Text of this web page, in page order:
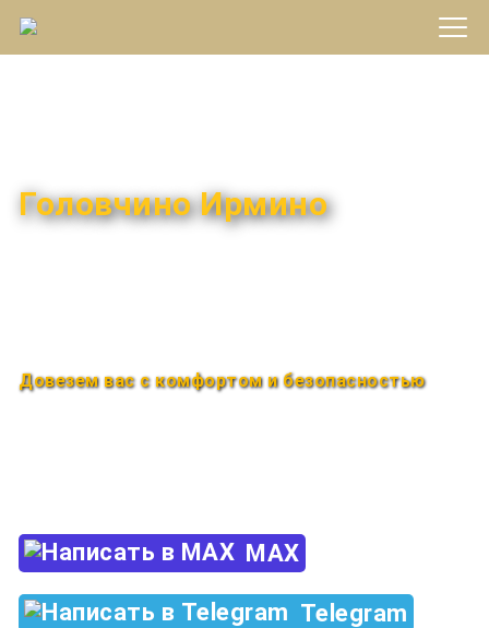
Головчино Ирмино
Довезем вас с комфортом и безопасностью
MAX
Telegram